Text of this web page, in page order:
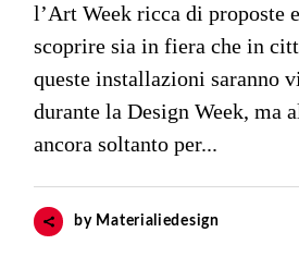
l’Art Week ricca di proposte
scoprire sia in fiera che in
queste installazioni saranno
durante la Design Week, ma
ancora soltanto per...
by Materialiedesign